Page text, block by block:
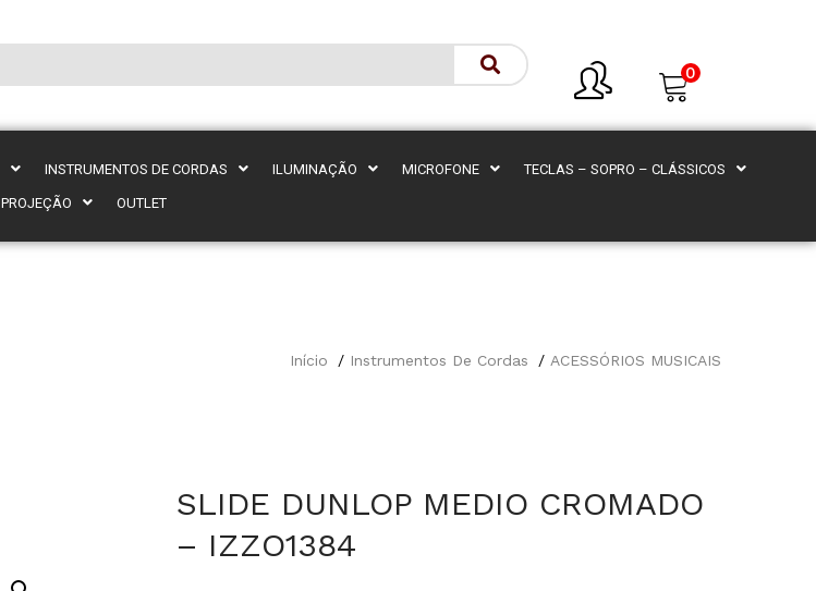
0
INSTRUMENTOS DE CORDAS ILUMINAÇÃO MICROFONE TECLAS – SOPRO – CLÁSSICOS
PROJEÇÃO OUTLET
Início Instrumentos De Cordas ACESSÓRIOS MUSICAIS
SLIDE DUNLOP MEDIO CROMADO
– IZZO1384